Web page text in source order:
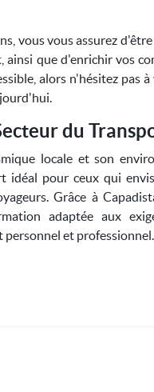
vous vous assurez
que d'enrichir vos
alors n'hésitez pas
du
locale et son
idéal pour ceux qui
Grâce à
adaptée aux
et professionnel.